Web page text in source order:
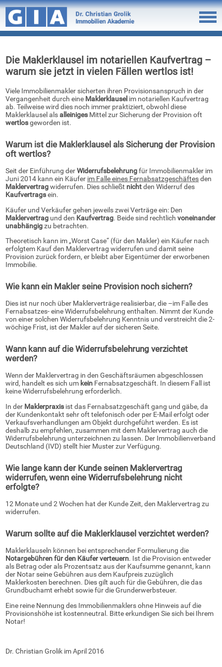
Die Maklerklausel im notariellen Kaufvertrag –
warum sie jetzt in vielen Fällen wertlos ist!
Viele Immobilienmakler sicherten ihren Provisionsanspruch in der
Vergangenheit durch eine Maklerklausel im notariellen Kaufvertrag
ab. Teilweise wird dies noch immer praktiziert, obwohl diese
Maklerklausel alsalleiniges Mittel zur Sicherung der Provision oft
wertlosgeworden ist.
Warum ist die Maklerklausel als Sicherung der Provision
oft wertlos?
Seit der Einführung derWiderrufsbelehrungfür Immobilienmakler im
Juni 2014 kann ein Käufer im Falle eines Fernabsatzgeschäftesden
Maklervertragwiderrufen. Dies schließt nichtden Widerruf des
Kaufvertragsein.
Käufer und Verkäufer gehen jeweils zwei Verträge ein: Den
Maklervertrag und den Kaufvertrag. Beide sind rechtlichvoneinander
unabhängigzu betrachten.
Theoretisch kann im „Worst Case“ (für den Makler) ein Käufer nach
erfolgtem Kauf den Maklervertrag widerrufen und damit seine
Provision zurück fordern, er bleibt aber Eigentümer der erworbenen
Immobilie.
Wie kann ein Makler seine Provision noch sichern?
Dies ist nur noch über Maklerverträge realisierbar, die –im Falle des
Fernabsatzes- eine Widerrufsbelehrung enthalten. Nimmt der Kunde
von einer solchen Widerrufsbelehrung Kenntnis und verstreicht die 2-
wöchige Frist, ist der Makler auf der sicheren Seite.
Wann kann auf die Widerrufsbelehrung verzichtet
werden?
Wenn der Maklervertrag in den Geschäftsräumen abgeschlossen
wird, handelt es sich um kein Fernabsatzgeschäft. In diesem Fall ist
keine Widerrufsbelehrung erforderlich.
In der Maklerpraxis ist das Fernabsatzgeschäft gang und gäbe, da
der Kundenkontakt sehr oft telefonisch oder per E-Mail erfolgt oder
Verkaufsverhandlungen am Objekt durchgeführt werden. Es ist
deshalb zu empfehlen, zusammen mit dem Maklervertrag auch die
Widerrufsbelehrung unterzeichnen zu lassen. Der Immobilienverband
Deutschland (IVD) stellt hier Muster zur Verfügung.
Wie lange kann der Kunde seinen Maklervertrag
widerrufen, wenn eine Widerrufsbelehrung nicht
erfolgte?
12 Monate und 2 Wochen hat der Kunde Zeit, den Maklervertrag zu
widerrufen.
Warum sollte auf die Maklerklausel verzichtet werden?
Maklerklauseln können bei entsprechender Formulierung die
Notargebühren für den Käufer verteuern. Ist die Provision entweder
als Betrag oder als Prozentsatz aus der Kaufsumme genannt, kann
der Notar seine Gebühren aus dem Kaufpreis zuzüglich
Maklerkosten berechnen. Dies gilt auch für die Gebühren, die das
Grundbuchamt erhebt sowie für die Grunderwerbsteuer.
Eine reine Nennung des Immobilienmaklers ohne Hinweis auf die
Provisionshöhe ist kostenneutral. Bitte erkundigen Sie sich bei Ihrem
Notar!
Dr. Christian Grolik im April 2016